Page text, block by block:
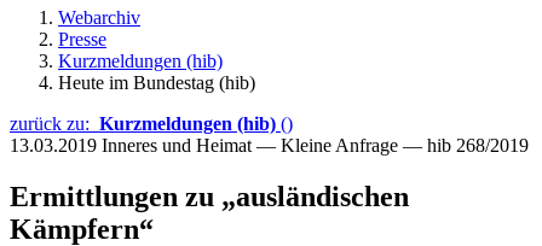
Webarchiv
Presse
Kurzmeldungen (hib)
Heute im Bundestag (hib)
zurück zu: Kurzmeldungen (hib) ()
13.03.2019 Inneres und Heimat — Kleine Anfrage — hib 268/2019
Ermittlungen zu „ausländischen
Kämpfern“